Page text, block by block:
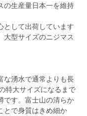
の生産量日本一を維持
として出荷しています
大型サイズのニジマス
な湧水で通常よりも長
特大サイズになるまで
です。富士山の清らか
とで身質はきめ細か